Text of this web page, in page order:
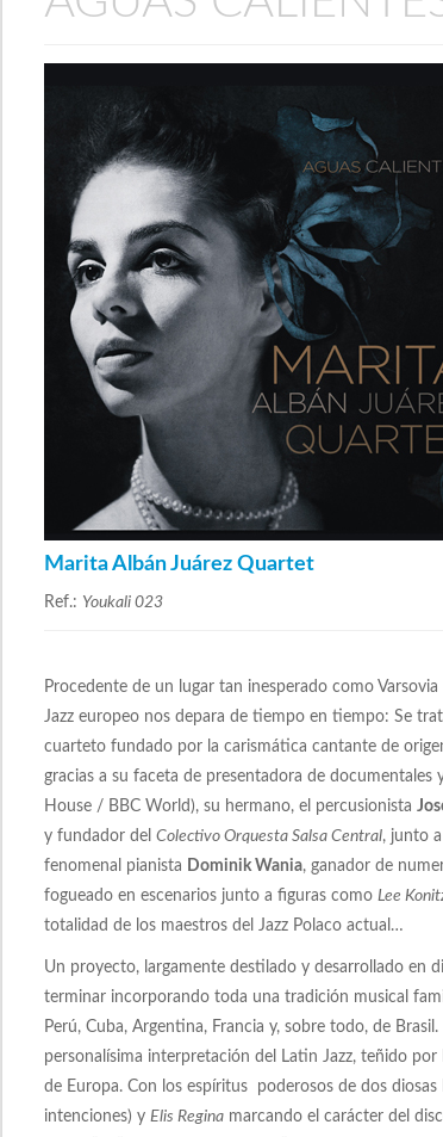
Marita Albán Juárez Quartet
Ref.: Youkali 023
Procedente de un lugar tan inesperado como
Jazz europeo nos depara de tiempo en tiempo: Se
cuarteto fundado por la carismática cantante de
gracias a su faceta de presentadora de documentales
House / BBC World), su hermano, el percusionista
y fundador del Colectivo Orquesta Salsa Central, junto
fenomenal pianista Dominik Wania, ganador de
fogueado en escenarios junto a figuras como Lee
totalidad de los maestros del Jazz Polaco actual…
Un proyecto, largamente destilado y desarrollado en
terminar incorporando toda una tradición musical
Perú, Cuba, Argentina, Francia y, sobre todo, de
personalísima interpretación del Latin Jazz, teñido
de Europa. Con los espíritus poderosos de dos
intenciones) y Elis Regina marcando el carácter del